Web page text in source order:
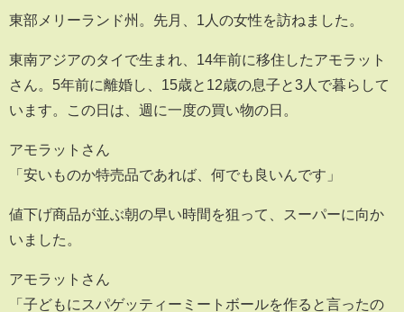
東部メリーランド州。先月、1人の女性を訪ねました。
東南アジアのタイで生まれ、14年前に移住したアモラット
さん。5年前に離婚し、15歳と12歳の息子と3人で暮らして
います。この日は、週に一度の買い物の日。
アモラットさん
「安いものか特売品であれば、何でも良いんです」
値下げ商品が並ぶ朝の早い時間を狙って、スーパーに向か
いました。
アモラットさん
「子どもにスパゲッティーミートボールを作ると言ったの